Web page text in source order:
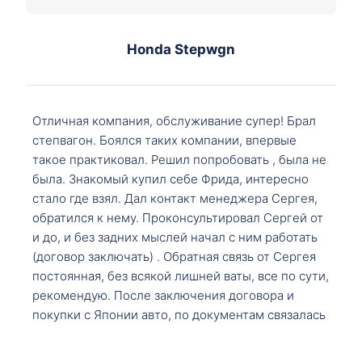
Honda Stepwgn
Отличная компания, обслуживание супер! Брал
степвагон. Боялся таких компании, впервые
такое практиковал. Решил попробовать , была не
была. Знакомый купил себе Фрида, интересно
стало где взял. Дал контакт менеджера Сергея,
обратился к нему. Проконсультировал Сергей от
и до, и без задних мыслей начал с ним работать
(договор заключать) . Обратная связь от Сергея
постоянная, без всякой лишней ваты, все по сути,
рекомендую. После заключения договора и
покупки с Японии авто, по документам связалась